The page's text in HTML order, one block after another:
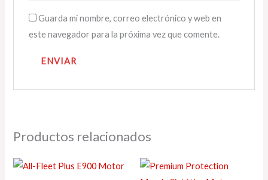
Guarda mi nombre, correo electrónico y web en
este navegador para la próxima vez que comente.
Productos relacionados